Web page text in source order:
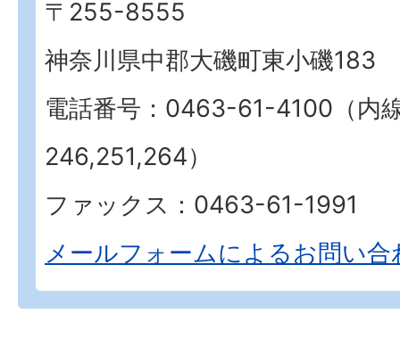
〒255-8555
神奈川県中郡大磯町東小磯183
電話番号：0463-61-4100（内
246,251,264）
ファックス：0463-61-1991
メールフォームによるお問い合